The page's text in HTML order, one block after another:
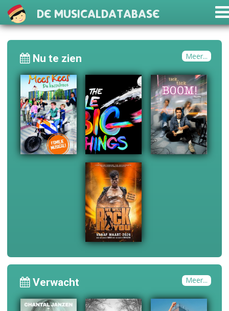
De Musicaldatabase
Nu te zien Meer...
Verwacht Meer...